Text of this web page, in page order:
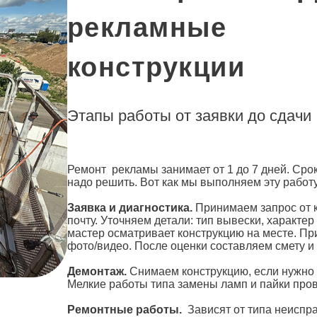
рекламные
конструкции
Этапы работы от заявки до сдачи
Ремонт рекламы занимает от 1 до 7 дней.
надо решить. Вот как мы выполняем эту
Заявка и диагностика.Принимаем запрос от
почту. Уточняем детали: тип вывески,
мастер осматривает конструкцию на месте.
фото/видео. После оценки составляем смету
Демонтаж. Снимаем конструкцию, если нужно
Мелкие работы типа замены ламп и пайки
Ремонтные работы.Зависят от типа